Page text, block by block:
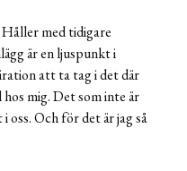
med tidigare
är en ljuspunkt i
att ta tag i det där
mig. Det som inte är
oss. Och för det är jag så